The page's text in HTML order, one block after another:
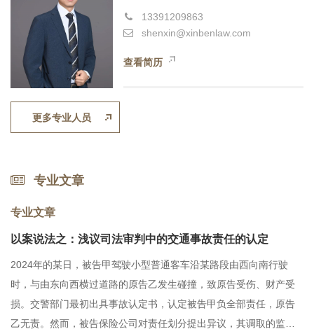
13391209863
shenxin@xinbenlaw.com
查看简历
更多专业人员
专业文章
专业文章
以案说法之：浅议司法审判中的交通事故责任的认定
2024年的某日，被告甲驾驶小型普通客车沿某路段由西向南行驶
时，与由东向西横过道路的原告乙发生碰撞，致原告受伤、财产受
损。交警部门最初出具事故认定书，认定被告甲负全部责任，原告
乙无责。然而，被告保险公司对责任划分提出异议，其调取的监控